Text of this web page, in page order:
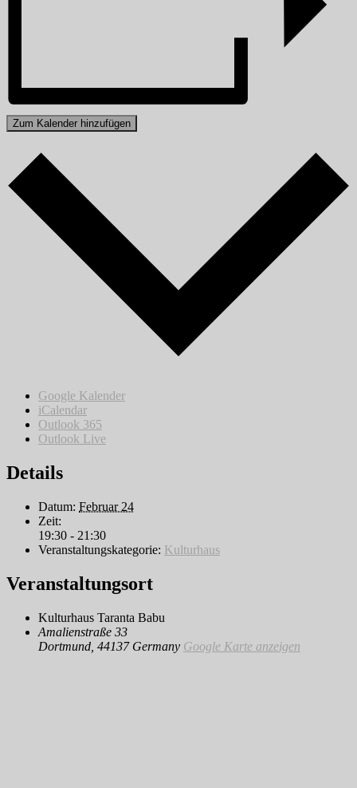
Zum Kalender hinzufügen
Google Kalender
iCalendar
Outlook 365
Outlook Live
Details
Datum: Februar 24
Zeit:
19:30 - 21:30
Veranstaltungskategorie: Kulturhaus
Veranstaltungsort
Kulturhaus Taranta Babu
Amalienstraße 33
Dortmund 44137 Germany Google Karte anzeigen